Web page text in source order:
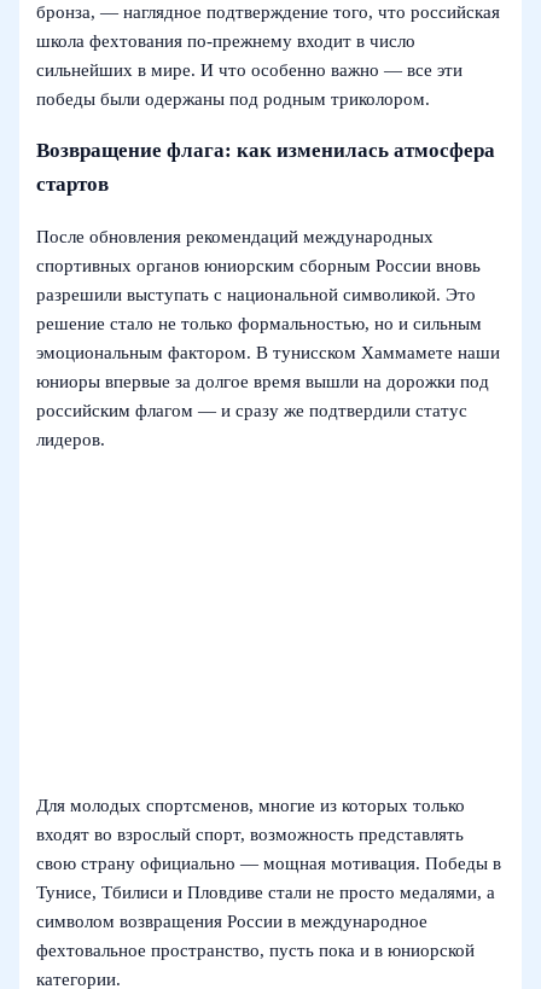
бронза, — наглядное подтверждение того, что российская
школа фехтования по-прежнему входит в число
сильнейших в мире. И что особенно важно — все эти
победы были одержаны под родным триколором.
Возвращение флага: как изменилась атмосфера
стартов
После обновления рекомендаций международных
спортивных органов юниорским сборным России вновь
разрешили выступать с национальной символикой. Это
решение стало не только формальностью, но и сильным
эмоциональным фактором. В тунисском Хаммамете наши
юниоры впервые за долгое время вышли на дорожки под
российским флагом — и сразу же подтвердили статус
лидеров.
Для молодых спортсменов, многие из которых только
входят во взрослый спорт, возможность представлять
свою страну официально — мощная мотивация. Победы в
Тунисе, Тбилиси и Пловдиве стали не просто медалями, а
символом возвращения России в международное
фехтовальное пространство, пусть пока и в юниорской
категории.